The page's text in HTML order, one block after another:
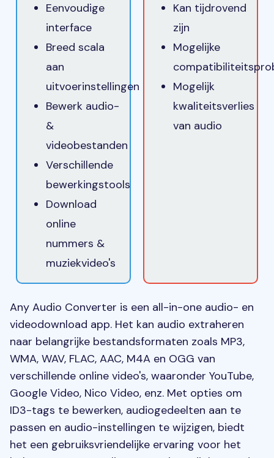
Eenvoudige
interface
Breed scala
aan
uitvoerinstellingen
Bewerk audio-
&
videobestanden
Verschillende
bewerkingstools
Download
online
nummers &
muziekvideo's
Kan tijdrovend
zijn
Mogelijke
Mogelijk
kwaliteitsverlies
van audio
Any Audio Converter is een all-in-one audio- en
videodownload app. Het kan audio extraheren
naar belangrijke bestandsformaten zoals MP3,
WMA, WAV, FLAC, AAC, M4A en OGG van
verschillende online video's, waaronder YouTube,
Google Video, Nico Video, enz. Met opties om
ID3-tags te bewerken, audiogedeelten aan te
passen en audio-instellingen te wijzigen, biedt
het een gebruiksvriendelijke ervaring voor het